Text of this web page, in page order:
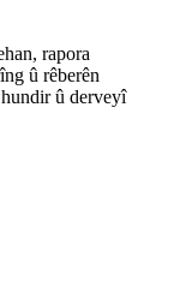
rapora
û rêberên
û derveyî